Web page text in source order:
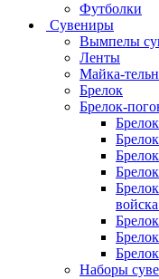
Футболки
Сувениры
Вымпелы
Ленты
Майка-
Брелок
Брелок-
Наборы